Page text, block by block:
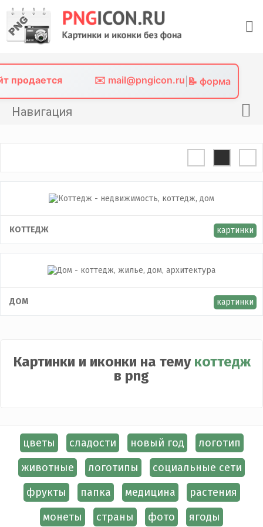
content
продается ✉️ mail@pngicon.ru 📝 форма
Навигация
Фото без фона
КОТТЕДЖ картинки
ДОМ картинки
Картинки и иконки на тему коттедж
в png
цветы сладости новый год
логотип
животные
логотипы
социальные сети
фрукты
папка медицина
растения
монеты
страны фото ягоды